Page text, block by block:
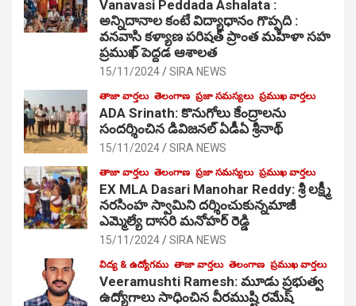
Vanavasi Peddada Ashalata :
అన్నిదానాల కంటే విద్యాధానం గొప్పది :
వనవాసి కళ్యాణ పరిషత్ ప్రాంత మహిళా సహ
ప్రముఖ్ పెద్దడ ఆశాలత
15/11/2024 SIRA NEWS
తాజా వార్తలు తెలంగాణ ప్రజా సమస్యలు ప్రముఖ వార్తలు
ADA Srinath: కొనుగోలు కేంద్రాల‌ను
సంద‌ర్శించిన డివిజనల్ ఏడీఏ శ్రీనాథ్
15/11/2024 SIRA NEWS
తాజా వార్తలు తెలంగాణ ప్రజా సమస్యలు ప్రముఖ వార్తలు
EX MLA Dasari Manohar Reddy: శ్రీ లక్ష్మీ
నరసింహ స్వామిని దర్శించుకున్నమాజీ
ఎమ్మెల్యే దాసరి మనోహర్ రెడ్డి
15/11/2024 SIRA NEWS
విద్య & ఉద్యోగము తాజా వార్తలు తెలంగాణ ప్రముఖ వార్తలు
Veeramushti Ramesh: మూడు ప్రభుత్వ
ఉద్యోగాలు సాధించిన వీరముష్టి రమేష్